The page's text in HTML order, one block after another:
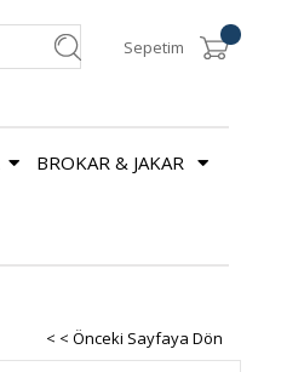
Sepetim
BROKAR & JAKAR
< < Önceki Sayfaya Dön